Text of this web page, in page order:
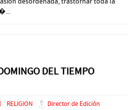
DEL TIEMPO
RELIGION Director de Edición